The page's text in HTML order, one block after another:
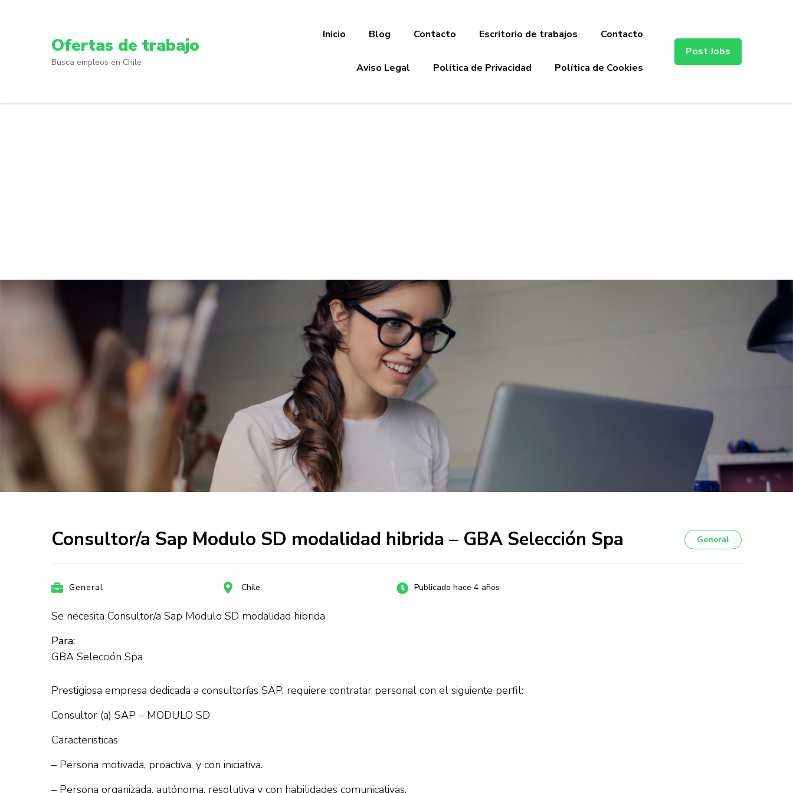
Ofertas de trabajo
Busca empleos en Chile
Inicio Blog Contacto Escritorio de trabajos Contacto
Aviso Legal Política de Privacidad Política de Cookies
Post Jobs
Consultor/a Sap Modulo SD modalidad hibrida – GBA Selección Spa General
General Chile Publicado hace 4 años
Se necesita Consultor/a Sap Modulo SD modalidad hibrida
Para:
GBA Selección Spa
Prestigiosa empresa dedicada a consultorías SAP, requiere contratar personal con el siguiente perfil:
Consultor (a) SAP – MODULO SD
Caracteristicas
– Persona motivada, proactiva, y con iniciativa.
– Persona organizada, autónoma, resolutiva y con habilidades comunicativas.